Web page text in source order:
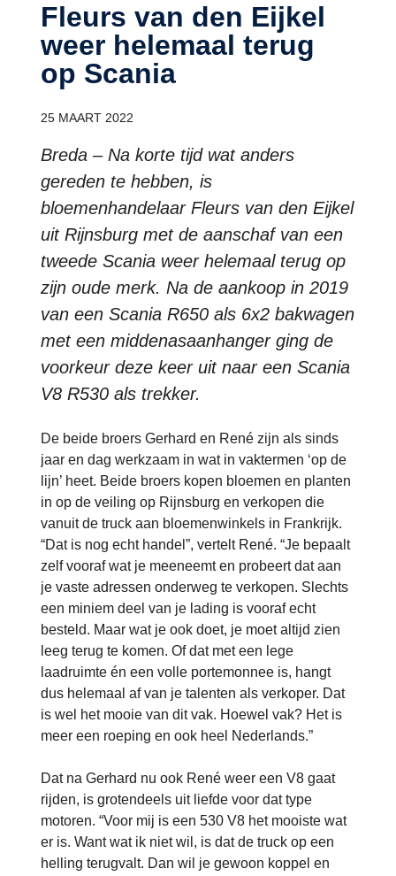
Fleurs van den Eijkel
weer helemaal terug
op Scania
25 MAART 2022
Breda – Na korte tijd wat anders
gereden te hebben, is
bloemenhandelaar Fleurs van den Eijkel
uit Rijnsburg met de aanschaf van een
tweede Scania weer helemaal terug op
zijn oude merk. Na de aankoop in 2019
van een Scania R650 als 6x2 bakwagen
met een middenasaanhanger ging de
voorkeur deze keer uit naar een Scania
V8 R530 als trekker.
De beide broers Gerhard en René zijn als sinds
jaar en dag werkzaam in wat in vaktermen ‘op de
lijn’ heet. Beide broers kopen bloemen en planten
in op de veiling op Rijnsburg en verkopen die
vanuit de truck aan bloemenwinkels in Frankrijk.
“Dat is nog echt handel”, vertelt René. “Je bepaalt
zelf vooraf wat je meeneemt en probeert dat aan
je vaste adressen onderweg te verkopen. Slechts
een miniem deel van je lading is vooraf echt
besteld. Maar wat je ook doet, je moet altijd zien
leeg terug te komen. Of dat met een lege
laadruimte én een volle portemonnee is, hangt
dus helemaal af van je talenten als verkoper. Dat
is wel het mooie van dit vak. Hoewel vak? Het is
meer een roeping en ook heel Nederlands.”
Dat na Gerhard nu ook René weer een V8 gaat
rijden, is grotendeels uit liefde voor dat type
motoren. “Voor mij is een 530 V8 het mooiste wat
er is. Want wat ik niet wil, is dat de truck op een
helling terugvalt. Dan wil je gewoon koppel en